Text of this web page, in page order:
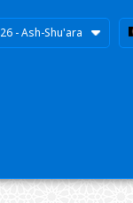
26 - Ash-Shu'ara